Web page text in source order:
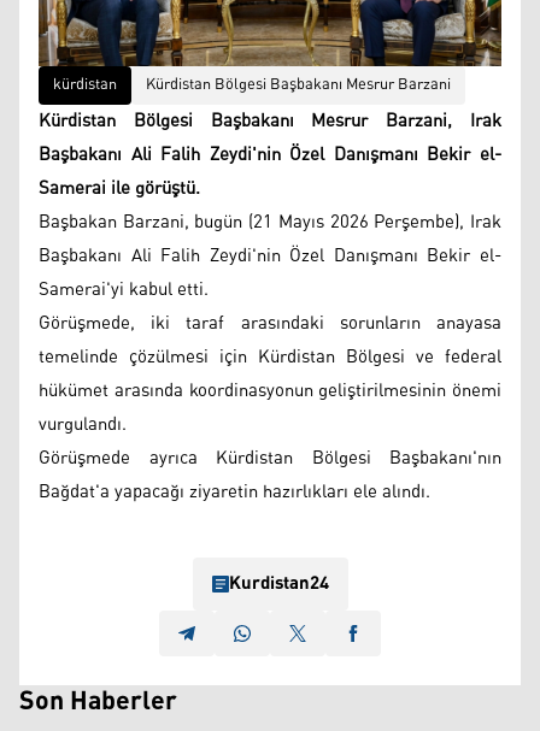
kürdistan Kürdistan Bölgesi Başbakanı Mesrur ​​Barzani
Kürdistan Bölgesi Başbakanı Mesrur ​​Barzani, Irak
Başbakanı Ali Falih Zeydi'nin Özel Danışmanı Bekir el-
Samerai ile görüştü.
Başbakan ​​Barzani, bugün (21 Mayıs 2026 Perşembe), Irak
Başbakanı Ali Falih Zeydi'nin Özel Danışmanı Bekir el-
Samerai'yi kabul etti.
Görüşmede, iki taraf arasındaki sorunların anayasa
temelinde çözülmesi için Kürdistan Bölgesi ve federal
hükümet arasında koordinasyonun geliştirilmesinin önemi
vurgulandı.
Görüşmede ayrıca Kürdistan Bölgesi Başbakanı'nın
Bağdat'a yapacağı ziyaretin hazırlıkları ele alındı.
Kurdistan24
Son Haberler